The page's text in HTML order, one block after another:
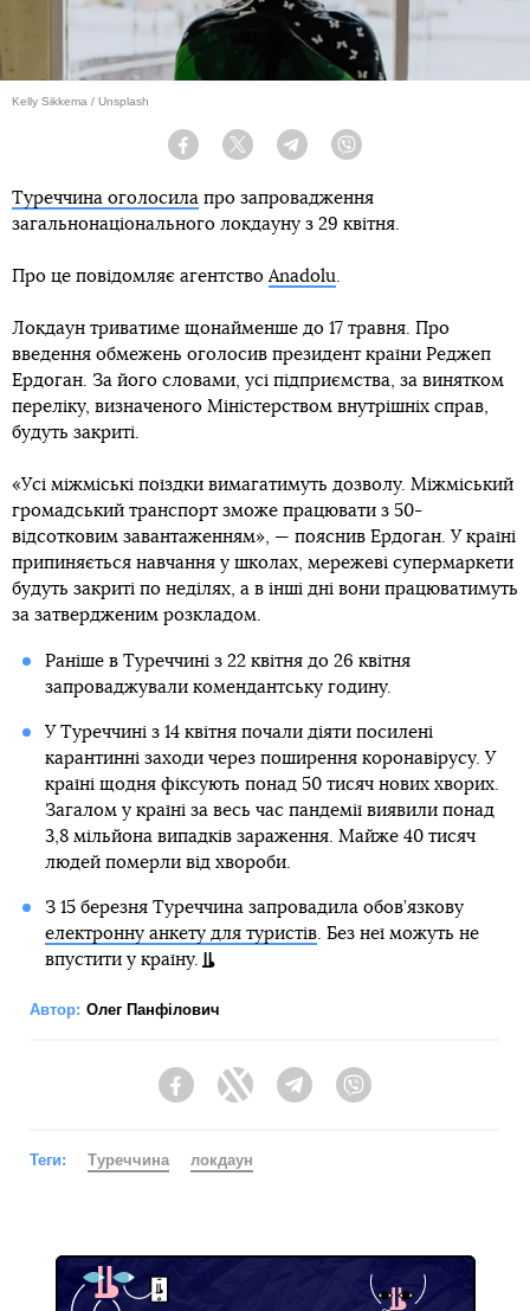
Kelly Sikkema / Unsplash
Facebook Twitter Telegram
Туреччина оголосила про запровадження
загальнонаціонального локдауну з 29 квітня.
Про це повідомляє агентствоAnadolu.
Локдаун триватиме щонайменше до 17 травня. Про
введення обмежень оголосив президент країни Реджеп
Ердоган. За його словами, усі підприємства, за винятком
переліку, визначеного Міністерством внутрішніх справ,
будуть закриті.
«Усі міжміські поїздки вимагатимуть дозволу. Міжміський
громадський транспорт зможе працювати з 50-
відсотковим завантаженням», — пояснив Ердоган. У країні
припиняється навчання у школах, мережеві супермаркети
будуть закриті по неділях, а в інші дні вони працюватимуть
за затвердженим розкладом.
Раніше в Туреччині з 22 квітня до 26 квітня
запроваджували комендантську годину.
У Туреччині з 14 квітня почали діяти посилені
карантинні заходи через поширення коронавірусу. У
країні щодня фіксують понад 50 тисяч нових хворих.
Загалом у країні за весь час пандемії виявили понад
3,8 мільйона випадків зараження. Майже 40 тисяч
людей померли від хвороби.
З 15 березня Туреччина запровадила обов’язкову
електронну анкету для туристів. Без неї можуть не
впустити у країну.
Автор: Олег Панфілович
FacebookTwitter Telegram
Теги: Туреччина локдаун